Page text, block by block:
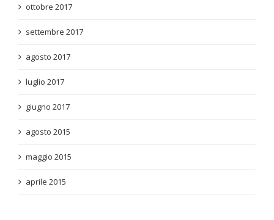
ottobre 2017
settembre 2017
agosto 2017
luglio 2017
giugno 2017
agosto 2015
maggio 2015
aprile 2015